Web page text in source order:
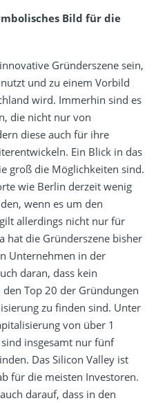
Bild für die
Gründerszene sein,
und zu einem Vorbild
wird. Immerhin sind es
die nicht nur von
diese auch für ihre
Ein Blick in das
groß die Möglichkeiten sind.
wie Berlin derzeit wenig
wenn es um den
allerdings nicht nur für
hat die Gründerszene bisher
Unternehmen in der
daran, dass kein
Top 20 der Gründungen
zu finden sind. Unter
von über 1
insgesamt nur fünf
Das Silicon Valley ist
für die meisten Investoren.
darauf, dass in den